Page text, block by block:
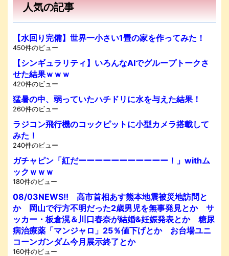
人気の記事
【水回り完備】世界一小さい1畳の家を作ってみた！
450件のビュー
【シンギュラリティ】いろんなAIでグループトークさ
せた結果ｗｗｗ
420件のビュー
猛暑の中、弱っていたハチドリに水を与えた結果！
260件のビュー
ラジコン飛行機のコックピットに小型カメラ搭載して
みた！
240件のビュー
ガチャピン「紅だーーーーーーーーーーー！」withム
ックｗｗｗ
180件のビュー
08/03NEWS!! 高市首相あす熊本地震被災地訪問と
か 岡山で行方不明だった2歳男児を無事発見とか サ
ッカー・板倉滉＆川口春奈が結婚&妊娠発表とか 糖尿
病治療薬「マンジャロ」25％値下げとか お台場ユニ
コーンガンダム今月展示終了とか
160件のビュー